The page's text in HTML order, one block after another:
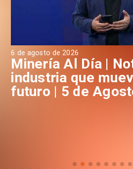
6 de agosto de 2026
Minería Al Día |
industria que
futuro | 5 de